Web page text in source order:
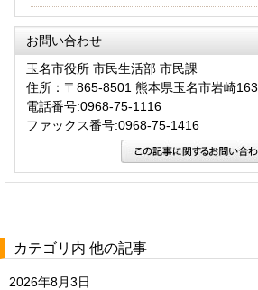
お問い合わせ
玉名市役所 市民生活部 市民課
住所：〒865-8501 熊本県玉名市岩崎163
電話番号:0968-75-1116
ファックス番号:0968-75-1416
カテゴリ内 他の記事
2026年8月3日